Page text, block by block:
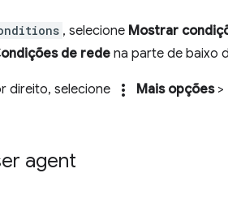
, selecione Mostrar
de rede na parte de baixo
direito, selecione more_vert Mais opções>
agent